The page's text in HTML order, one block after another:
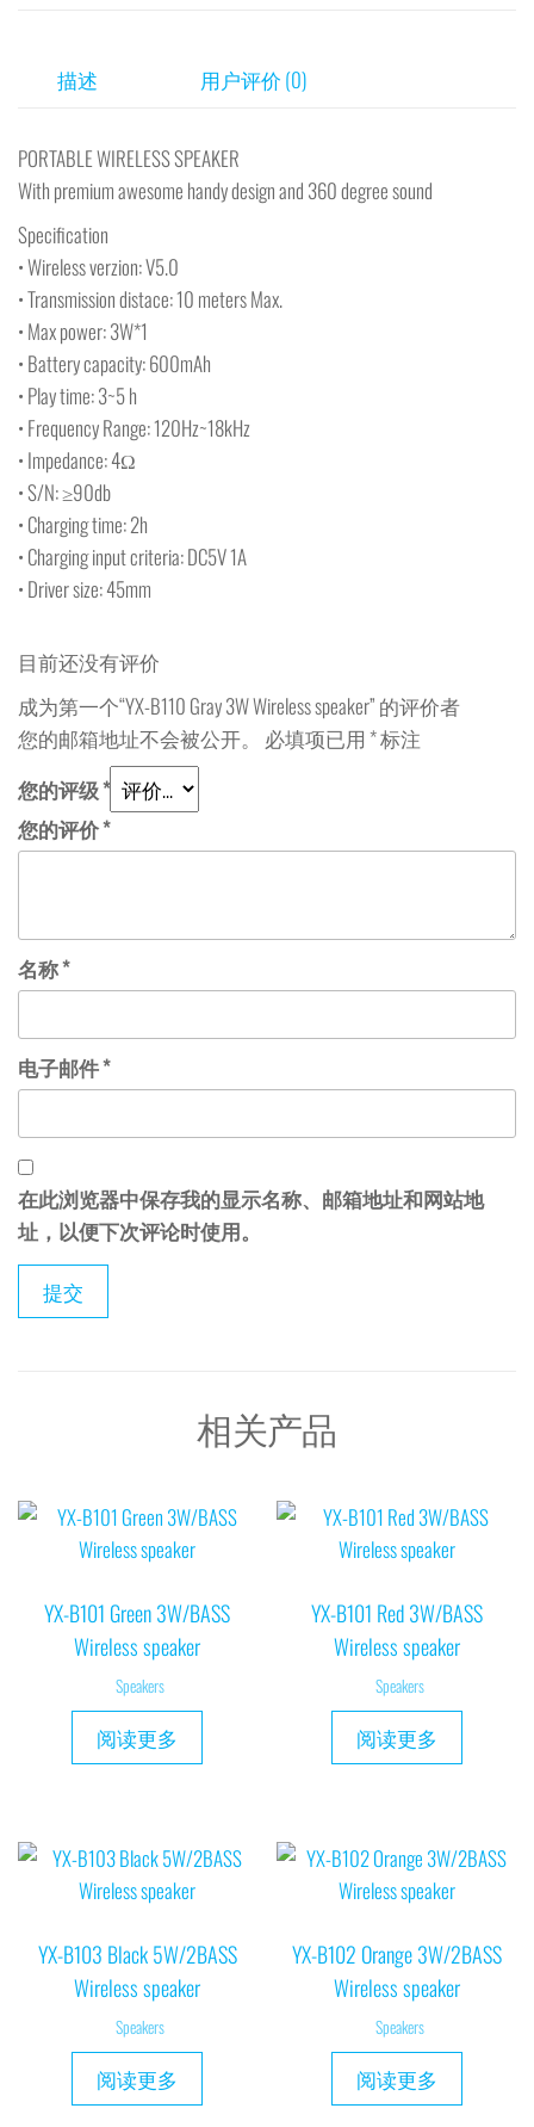
描述 用户评价 (0)
PORTABLE WIRELESS SPEAKER
With premium awesome handy design and 360 degree sound
Specification
• Wireless verzion: V5.0
• Transmission distace: 10 meters Max.
• Max power: 3W*1
• Battery capacity: 600mAh
• Play time: 3~5 h
• Frequency Range: 120Hz~18kHz
• Impedance: 4Ω
• S/N: ≥90db
• Charging time: 2h
• Charging input criteria: DC5V 1A
• Driver size: 45mm
目前还没有评价
成为第一个“YX-B110 Gray 3W Wireless speaker” 的评价者
您的邮箱地址不会被公开。
必填项已用 *标注
您的评级*
您的评价*
名称*
电子邮件*
在此浏览器中保存我的显示名称、邮箱地址和网站地
址，以便下次评论时使用。
相关产品
YX-B101 Green 3W/BASS
Wireless speaker
Speakers
阅读更多
YX-B101 Red 3W/BASS
Wireless speaker
Speakers
阅读更多
YX-B103 Black 5W/2BASS
Wireless speaker
Speakers
阅读更多
YX-B102 Orange 3W/2BASS
Wireless speaker
Speakers
阅读更多